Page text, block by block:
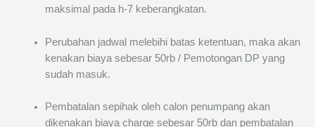
maksimal pada h-7 keberangkatan.
Perubahan jadwal melebihi batas ketentuan, maka akan
kenakan biaya sebesar 50rb / Pemotongan DP yang
sudah masuk.
Pembatalan sepihak oleh calon penumpang akan
dikenakan biaya charge sebesar 50rb dan pembatalan